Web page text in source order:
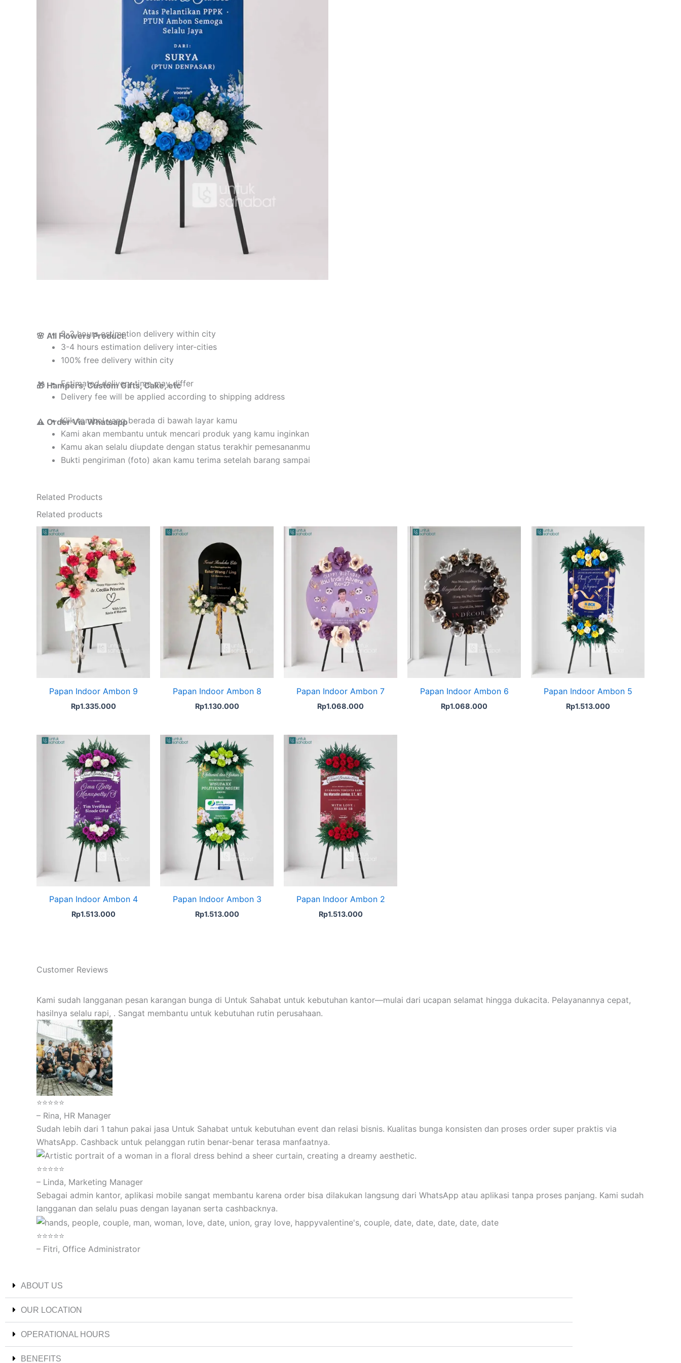
🌸 All Flowers Product:
2-3 hours estimation delivery within city
3-4 hours estimation delivery inter-cities
100% free delivery within city
🎁 Hampers, Custom Gifts, Cake, etc
Estimated delivery time may differ
Delivery fee will be applied according to shipping address
⚠️ Order Via Whatsapp
Klik tombol yang berada di bawah layar kamu
Kami akan membantu untuk mencari produk yang kamu inginkan
Kamu akan selalu diupdate dengan status terakhir pemesananmu
Bukti pengiriman (foto) akan kamu terima setelah barang sampai
Related Products
Related products
Papan Indoor Ambon 9
Rp1.335.000
Papan Indoor Ambon 8
Rp1.130.000
Papan Indoor Ambon 7
Rp1.068.000
Papan Indoor Ambon 6
Rp1.068.000
Papan Indoor Ambon 5
Rp1.513.000
Papan Indoor Ambon 4
Rp1.513.000
Papan Indoor Ambon 3
Rp1.513.000
Papan Indoor Ambon 2
Rp1.513.000
Customer Reviews
Kami sudah langganan pesan karangan bunga di Untuk Sahabat untuk kebutuhan kantor—mulai dari ucapan selamat hingga dukacita. Pelayanannya cepat,
hasilnya selalu rapi, . Sangat membantu untuk kebutuhan rutin perusahaan.
⭐⭐⭐⭐⭐
– Rina, HR Manager
Sudah lebih dari 1 tahun pakai jasa Untuk Sahabat untuk kebutuhan event dan relasi bisnis. Kualitas bunga konsisten dan proses order super praktis via
WhatsApp. Cashback untuk pelanggan rutin benar-benar terasa manfaatnya.
⭐⭐⭐⭐⭐
– Linda, Marketing Manager
Sebagai admin kantor, aplikasi mobile sangat membantu karena order bisa dilakukan langsung dari WhatsApp atau aplikasi tanpa proses panjang. Kami sudah
langganan dan selalu puas dengan layanan serta cashbacknya.
⭐⭐⭐⭐⭐
– Fitri, Office Administrator
ABOUT US
OUR LOCATION
OPERATIONAL HOURS
BENEFITS